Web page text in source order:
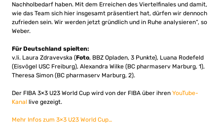
Nachholbedarf haben. Mit dem Erreichen des Viertelfinales und damit,
wie das Team sich hier insgesamt präsentiert hat, dürfen wir dennoch
zufrieden sein. Wir werden jetzt gründlich und in Ruhe analysieren“, so
Weber.
Für Deutschland spielten:
v.li. Laura Zdravevska (Foto, BBZ Opladen, 3 Punkte), Luana Rodefeld
(Eisvögel USC Freiburg), Alexandra Wilke (BC pharmaserv Marburg, 1),
Theresa Simon (BC pharmaserv Marburg, 2).
Der FIBA 3×3 U23 World Cup wird von der FIBA über ihren YouTube-
Kanal live gezeigt.
Mehr Infos zum 3×3 U23 World Cup…